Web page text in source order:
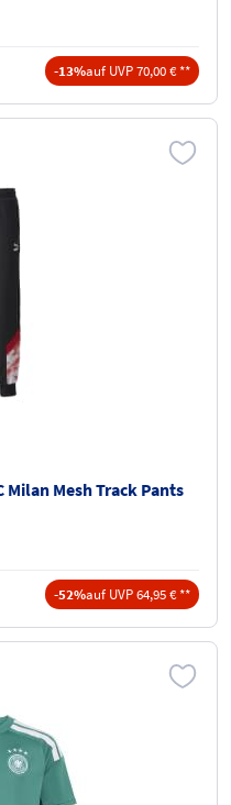
-13%auf UVP 70,00 € **
Milan Mesh Track Pants
-52%auf UVP 64,95 € **